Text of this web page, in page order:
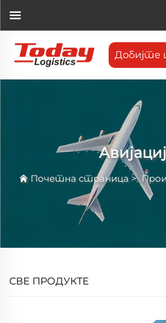
Почетна страница>
СВЕ ПРОДУКТЕ